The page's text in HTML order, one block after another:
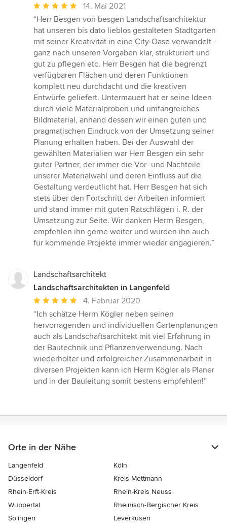
Durchschnittliche
Bewertung:
5
von
5
Sternen
14. Mai 2021
“Herr Besgen von besgen Landschaftsarchitektur
hat unseren bis dato lieblos gestalteten Stadtgarten
mit seiner Kreativität in eine City-Oase verwandelt -
ganz nach unseren Vorgaben klar, strukturiert und
gut zu pflegen etc. Herr Besgen hat die begrenzt
verfügbaren Flächen und deren Funktionen
komplett neu durchdacht und die kreativen
Entwürfe geliefert. Untermauert hat er seine Ideen
durch viele Materialproben und umfangreiches
Bildmaterial, anhand dessen wir einen guten und
pragmatischen Eindruck von der Umsetzung seiner
Planung erhalten haben. Bei der Auswahl der
gewählten Materialien war Herr Besgen ein sehr
guter Partner, der immer die Vor- und Nachteile
unserer Materialwahl und deren Einfluss auf die
Gestaltung verdeutlicht hat. Herr Besgen hat sich
stets über den Fortschritt der Arbeiten informiert
und stand immer mit guten Ratschlägen i. R. der
Umsetzung zur Seite. Wir danken Herrn Besgen,
empfehlen ihn gerne weiter und würden ihn auch
für kommende Projekte immer wieder engagieren.”
Landschaftsarchitekt
Landschaftsarchitekten in Langenfeld
Durchschnittliche
Bewertung:
5
von
5
Sternen
4. Februar 2020
“Ich schätze Herrn Kögler neben seinen
hervorragenden und individuellen Gartenplanungen
auch als Landschaftsarchitekt mit viel Erfahrung in
der Bautechnik und Pflanzenverwendung. Nach
wiederholter und erfolgreicher Zusammenarbeit in
diversen Projekten kann ich Herrn Kögler als Planer
und in der Bauleitung somit bestens empfehlen!”
Orte in der Nähe
Langenfeld
Köln
Düsseldorf
Kreis Mettmann
Rhein-Erft-Kreis
Rhein-Kreis Neuss
Wuppertal
Rheinisch-Bergischer Kreis
Solingen
Leverkusen